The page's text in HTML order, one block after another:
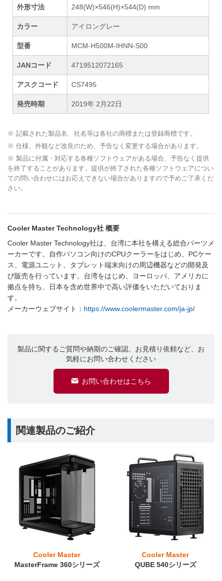
外形寸法 248(W)×546(H)×544(D) mm
カラー アイロングレー
型番 MCM-H500M-IHNN-S00
JANコード 4719512072165
アスクコード CS7495
発売時期 2019年 2月22日
※ 記載された製品名、社名等は各社の商標または登録商標です。
※ 仕様、外観など改良のため、予告なく変更する場合があります。
※ 製品に付属・対応する各種ソフトウェアがある場合、予告なく提供
を終了することがあります。提供が終了された各種ソフトウェアについ
ての問い合わせにはお応えできない場合がありますので予めご了承くだ
さい。
Cooler Master Technology社 概要
Cooler Master Technology社は、台湾に本社を構える総合パーツメ
ーカーです。自作パソコン向けのCPUクーラーをはじめ、PCケー
ス、電源ユニット、タブレット端末向けの周辺機器などの開発及
び販売を行っています。台湾をはじめ、ヨーロッパ、アメリカに
拠点を持ち、日本を含め世界中で高い評価をいただいておりま
す。
メーカーウェブサイト： https://www.coolermaster.com/ja-jp/
製品に関するご質問や納期のご確認、お見積り依頼など、お
気軽にお問い合わせください
お問い合わせはこちら
関連製品のご紹介
Cooler Master
MasterFrame 360シリーズ
Cooler Master
QUBE 540シリーズ